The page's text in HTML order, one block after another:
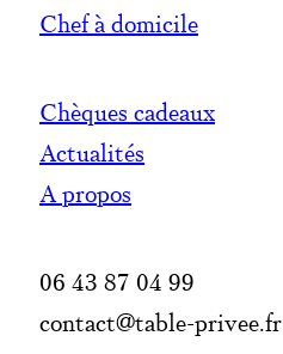
Chef à domicile
Chèques cadeaux
Actualités
A propos
06 43 87 04 99
contact@table-privee.fr